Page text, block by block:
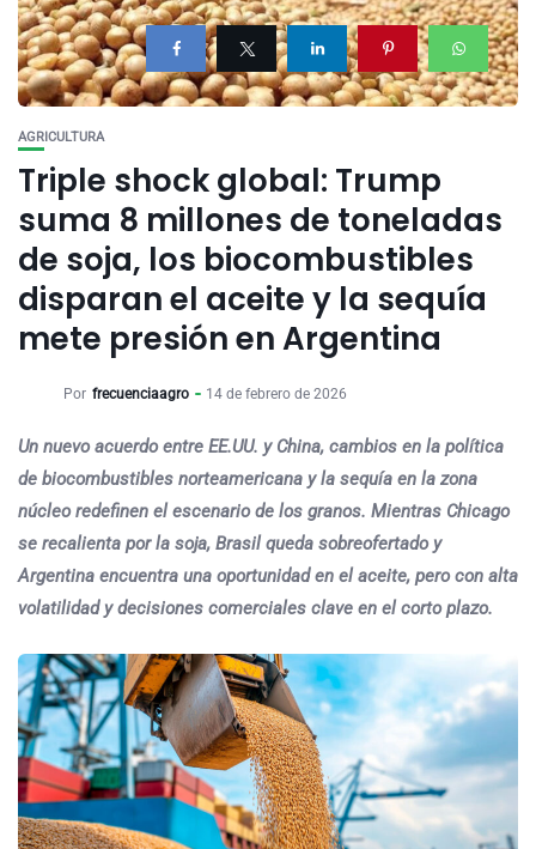
AGRICULTURA
Triple shock global: Trump
suma 8 millones de toneladas
de soja, los biocombustibles
disparan el aceite y la sequía
mete presión en Argentina
Por frecuenciaagro 14 de febrero de 2026
Un nuevo acuerdo entre EE.UU. y China, cambios en la política
de biocombustibles norteamericana y la sequía en la zona
núcleo redefinen el escenario de los granos. Mientras Chicago
se recalienta por la soja, Brasil queda sobreofertado y
Argentina encuentra una oportunidad en el aceite, pero con alta
volatilidad y decisiones comerciales clave en el corto plazo.